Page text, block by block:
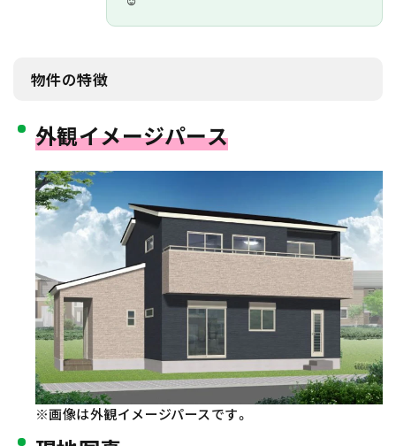
物件の特徴
外観イメージパース
※画像は外観イメージパースです。